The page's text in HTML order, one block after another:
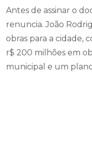
Antes de assinar o
renuncia. João
obras para a cidade,
r$ 200 milhões em
municipal e um